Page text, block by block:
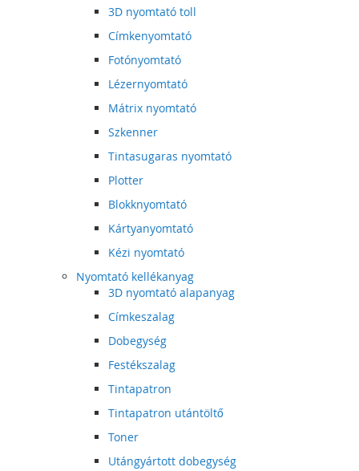
3D nyomtató toll
Címkenyomtató
Fotónyomtató
Lézernyomtató
Mátrix nyomtató
Szkenner
Tintasugaras nyomtató
Plotter
Blokknyomtató
Kártyanyomtató
Kézi nyomtató
Nyomtató kellékanyag
3D nyomtató alapanyag
Címkeszalag
Dobegység
Festékszalag
Tintapatron
Tintapatron utántöltő
Toner
Utángyártott dobegység